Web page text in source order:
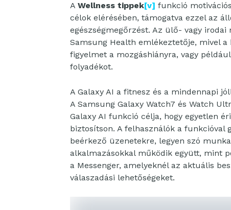
A Wellness tippek[v] funkció
célok elérésében, támogatva ezzel az
egészségmegőrzést. Az ülő- vagy
Samsung Health emlékeztetője, mivel
figyelmet a mozgáshiányra, vagy
folyadékot.
A Galaxy AI a fitnesz és a mindennapi
A Samsung Galaxy Watch7 és Watch
Galaxy AI funkció célja, hogy egyetlen
biztosítson. A felhasználók a funkcióval
beérkező üzenetekre, legyen szó
alkalmazásokkal működik együtt, mint
a Messenger, amelyeknél az aktuális
válaszadási lehetőségeket.